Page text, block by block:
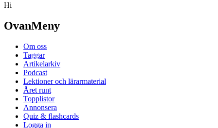
Hi
OvanMeny
Om oss
Taggar
Artikelarkiv
Podcast
Lektioner och lärarmaterial
Året runt
Topplistor
Annonsera
Quiz & flashcards
Logga in